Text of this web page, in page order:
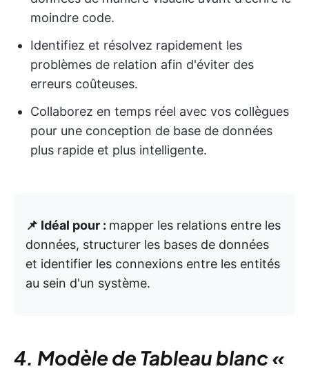
moindre code.
Identifiez et résolvez rapidement les
problèmes de relation afin d'éviter des
erreurs coûteuses.
Collaborez en temps réel avec vos collègues
pour une conception de base de données
plus rapide et plus intelligente.
📌 Idéal pour : mapper les relations entre les
données, structurer les bases de données
et identifier les connexions entre les entités
au sein d'un système.
4. Modèle de Tableau blanc «